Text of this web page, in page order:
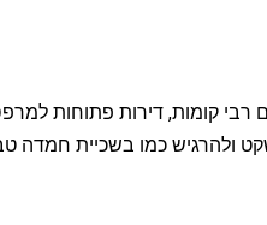
קומות, דירות פתוחות